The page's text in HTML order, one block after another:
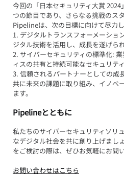
今回の「日本セキュリティ大賞
つの節目であり、さらなる挑戦のス
Pipelineは、次の目標に向けて尽力し
1. デジタルトランスフォーメーショ
ジタル技術を活用し、成長を遂げら
2. サイバーセキュリティの標準化:
ィスの共有と持続可能なセキュリテ
3. 信頼されるパートナーとしての成
共に未来の課題に取り組み、イノベ
ます。
Pipelineとともに
私たちのサイバーセキュリティソリ
なデジタル社会を共に創り上げまし
をご検討の際は、ぜひお気軽にお問
お問い合わせはこちら